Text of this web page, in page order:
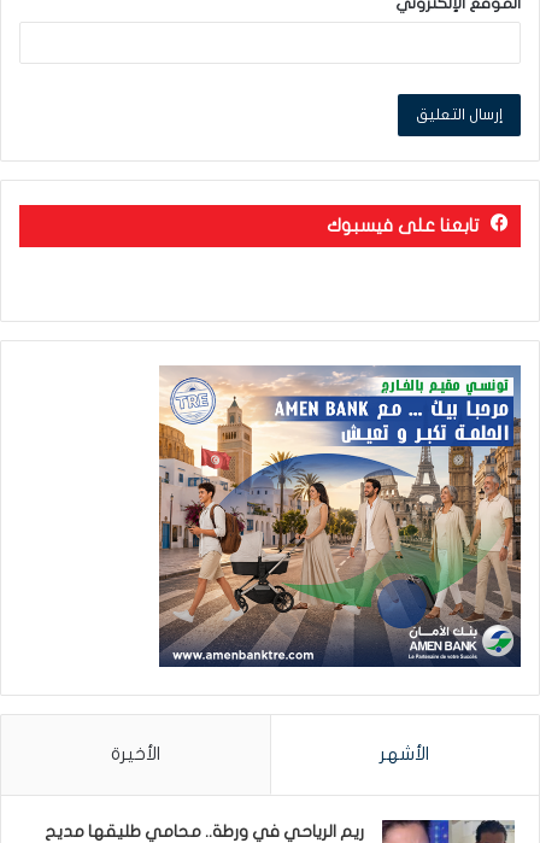
الموقع الإلكتروني
تابعنا على فيسبوك
الأشهر الأخيرة
ريم الرياحي في ورطة.. محامي طليقها مديح